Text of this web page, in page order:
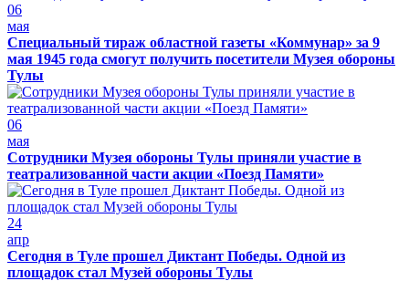
06
мая
Специальный тираж областной газеты «Коммунар» за 9
мая 1945 года смогут получить посетители Музея обороны
Тулы
06
мая
Сотрудники Музея обороны Тулы приняли участие в
театрализованной части акции «Поезд Памяти»
24
апр
Сегодня в Туле прошел Диктант Победы. Одной из
площадок стал Музей обороны Тулы